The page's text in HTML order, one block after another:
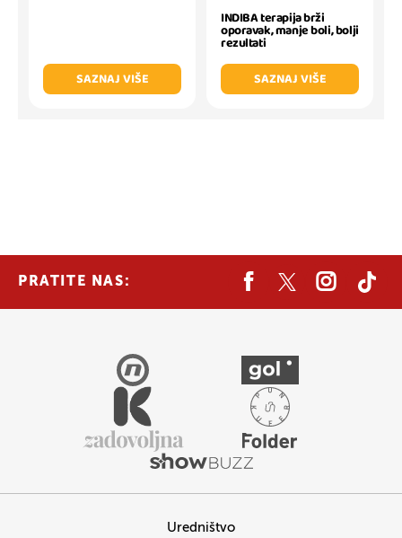
SAZNAJ VIŠE
INDIBA terapija brži
oporavak, manje boli, bolji
rezultati
SAZNAJ VIŠE
PRATITE NAS:
Uredništvo